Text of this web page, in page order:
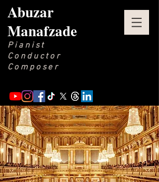
Abuzar
Manafzade
Pianist
Conductor
Composer